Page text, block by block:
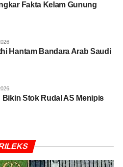
Fakta Kelam Gunung
Hantam Bandara Arab Saudi
Bikin Stok Rudal AS Menipis